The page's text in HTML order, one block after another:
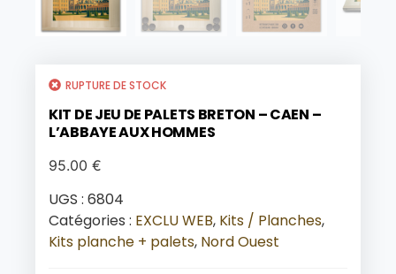
RUPTURE DE STOCK
KIT DE JEU DE PALETS BRETON – CAEN –
L’ABBAYE AUX HOMMES
95.00 €
UGS : 6804
Catégories : EXCLU WEB, Kits / Planches,
Kits planche + palets, Nord Ouest